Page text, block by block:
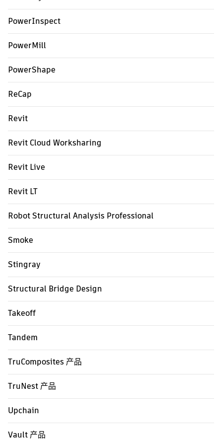
PowerInspect
PowerMill
PowerShape
ReCap
Revit
Revit Cloud Worksharing
Revit Live
Revit LT
Robot Structural Analysis Professional
Smoke
Stingray
Structural Bridge Design
Takeoff
Tandem
TruComposites 产品
TruNest 产品
Upchain
Vault 产品